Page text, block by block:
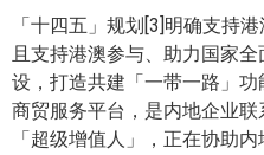
「十四五」规划[3]明确支持
且支持港澳参与、助力国家
设，打造共建「一带一路」
商贸服务平台，是内地企业
「超级增值人」，正在协助